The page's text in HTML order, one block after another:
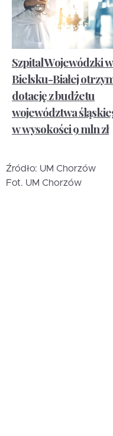
Szpital Wojewódzki w
Bielsku-Białej
dotację z budżetu
województwa
w wysokości 9 mln zł
Źródło: UM Chorzów
Fot. UM Chorzów